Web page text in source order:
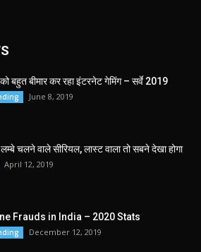
बहुत बीमार कर रहा इंटरनेट गेमिंग – सर्वे 2019
June 8, 2019
चलने वाले सीरियल, लास्ट वाला तो सबने देखा होगा
April 12, 2019
Frauds in India – 2020 Stats
December 12, 2019